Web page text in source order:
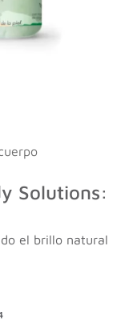
Solutions:
el brillo natural